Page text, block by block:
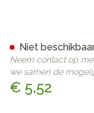
€ 5,52
Niet
Neem contact op
we samen de